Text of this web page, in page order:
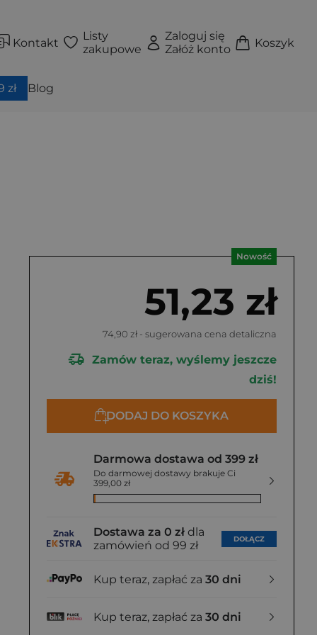
Kontakt
Listy
zakupowe
Zaloguj się
Załóż konto
Koszyk
zł Blog
Nowość
51,23 zł
74,90 zł - sugerowana cena detaliczna
Zamów teraz, wyślemy jeszcze
dziś!
DODAJ DO KOSZYKA
Darmowa dostawa od 399 zł
Do darmowej dostawy brakuje Ci
399,00 zł
Dostawa za 0 zł dla
zamówień od 99 zł
DOŁĄCZ
Kup teraz, zapłać za 30 dni
Kup teraz, zapłać za 30 dni